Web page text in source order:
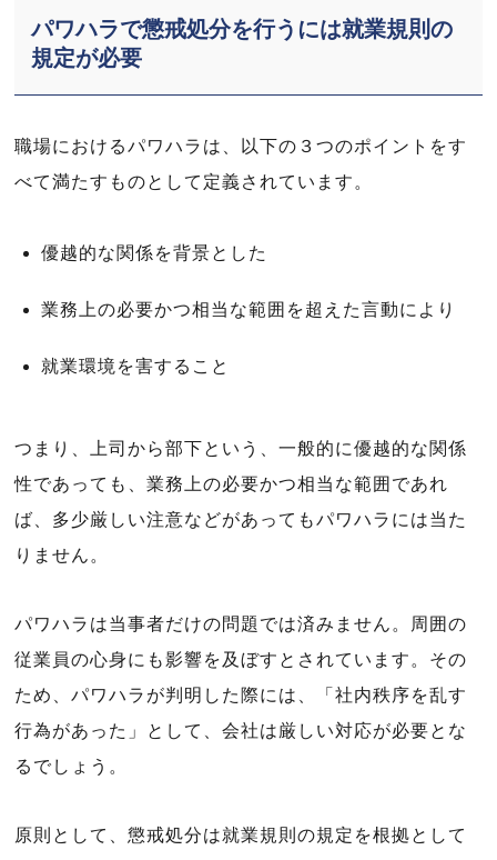
パワハラで懲戒処分を行うには就業規則の
規定が必要
職場におけるパワハラは、以下の３つのポイントをす
べて満たすものとして定義されています。
優越的な関係を背景とした
業務上の必要かつ相当な範囲を超えた言動により
就業環境を害すること
つまり、上司から部下という、一般的に優越的な関係
性であっても、業務上の必要かつ相当な範囲であれ
ば、多少厳しい注意などがあってもパワハラには当た
りません。
パワハラは当事者だけの問題では済みません。周囲の
従業員の心身にも影響を及ぼすとされています。その
ため、パワハラが判明した際には、「社内秩序を乱す
行為があった」として、会社は厳しい対応が必要とな
るでしょう。
原則として、懲戒処分は就業規則の規定を根拠として